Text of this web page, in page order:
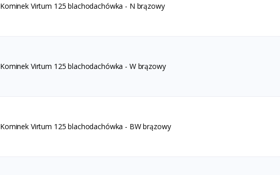
Kominek Virtum 125 blachodachówka - N brązowy
Kominek Virtum 125 blachodachówka - W brązowy
Kominek Virtum 125 blachodachówka - BW brązowy